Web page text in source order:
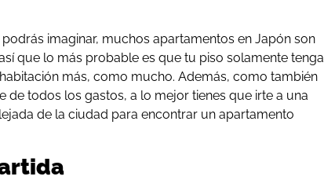
imaginar, muchos apartamentos en Japón son
que lo más probable es que tu piso solamente tenga
más, como mucho. Además, como también
de todos los gastos, a lo mejor tienes que irte a una
de la ciudad para encontrar un apartamento